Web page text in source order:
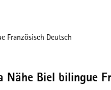
Französisch Deutsch
Biel bilingue